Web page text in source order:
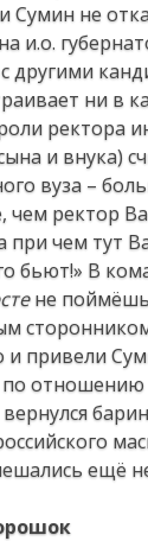
и Сумин не
и.о.
другими
ни в
ректора
и внука)
вуза –
чем ректор
при чем тут
бьют!» В
не
и привели
отношению
ещё